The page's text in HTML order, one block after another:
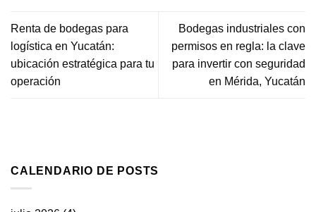
Renta de bodegas para
logística en Yucatán:
ubicación estratégica para tu
operación
Bodegas industriales con
permisos en regla: la clave
para invertir con seguridad
en Mérida, Yucatán
CALENDARIO DE POSTS